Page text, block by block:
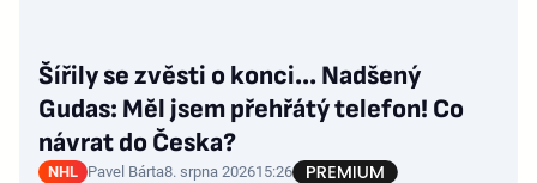
Šířily se zvěsti o konci... Nadšený
Gudas: Měl jsem přehřátý telefon! Co
návrat do Česka?
NHL Pavel Bárta8. srpna 202615:26